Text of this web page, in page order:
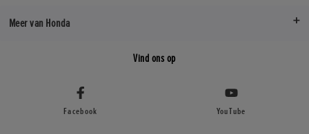
Meer van Honda
Vind ons op
Facebook YouTube